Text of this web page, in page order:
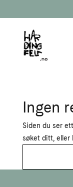
Ingen
Siden du ser
søket ditt, eller